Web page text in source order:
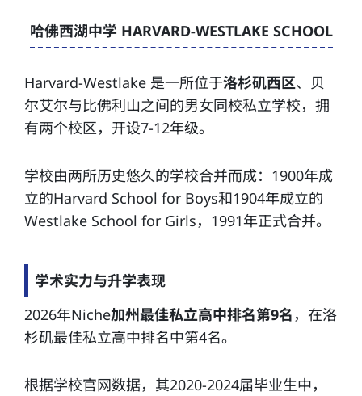
哈佛西湖中学 HARVARD-WESTLAKE SCHOOL
Harvard-Westlake 是一所位于洛杉矶西区、贝
尔艾尔与比佛利山之间的男女同校私立学校，拥
有两个校区，开设7-12年级。
学校由两所历史悠久的学校合并而成：1900年成
立的Harvard School for Boys和1904年成立的
Westlake School for Girls，1991年正式合并。
学术实力与升学表现
2026年Niche加州最佳私立高中排名第9名 ，在洛
杉矶最佳私立高中排名中第4名。
根据学校官网数据，其2020-2024届毕业生中，